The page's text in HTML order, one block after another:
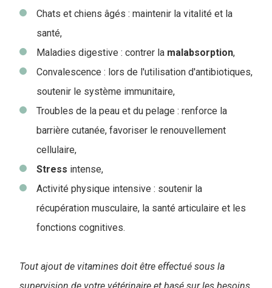
Chats et chiens âgés : maintenir la vitalité et la
santé,
Maladies digestive : contrer la malabsorption,
Convalescence : lors de l'utilisation d'antibiotiques,
soutenir le système immunitaire,
Troubles de la peau et du pelage : renforce la
barrière cutanée, favoriser le renouvellement
cellulaire,
Stress intense,
Activité physique intensive : soutenir la
récupération musculaire, la santé articulaire et les
fonctions cognitives.
Tout ajout de vitamines doit être effectué sous la